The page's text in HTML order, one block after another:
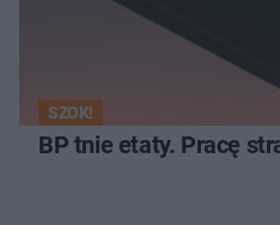
SZOK!
BP tnie etaty. Pracę